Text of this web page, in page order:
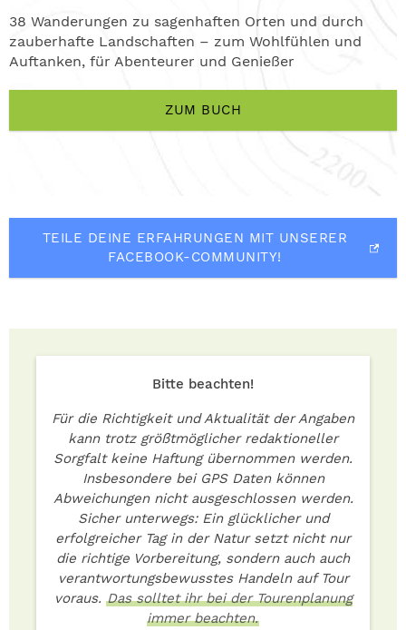
38 Wanderungen zu sagenhaften Orten und durch
zauberhafte Landschaften – zum Wohlfühlen und
Auftanken, für Abenteurer und Genießer
ZUM BUCH
TEILE DEINE ERFAHRUNGEN MIT UNSERER
FACEBOOK-COMMUNITY!
Bitte beachten!
Für die Richtigkeit und Aktualität der Angaben
kann trotz größtmöglicher redaktioneller
Sorgfalt keine Haftung übernommen werden.
Insbesondere bei GPS Daten können
Abweichungen nicht ausgeschlossen werden.
Sicher unterwegs: Ein glücklicher und
erfolgreicher Tag in der Natur setzt nicht nur
die richtige Vorbereitung, sondern auch auch
verantwortungsbewusstes Handeln auf Tour
voraus. Das solltet ihr bei der Tourenplanung
immer beachten.